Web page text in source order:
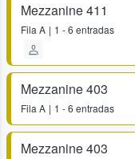
Mezzanine 411
Fila A 1 - 6 entradas
Mezzanine 403
Fila A 1 - 6 entradas
Mezzanine 403